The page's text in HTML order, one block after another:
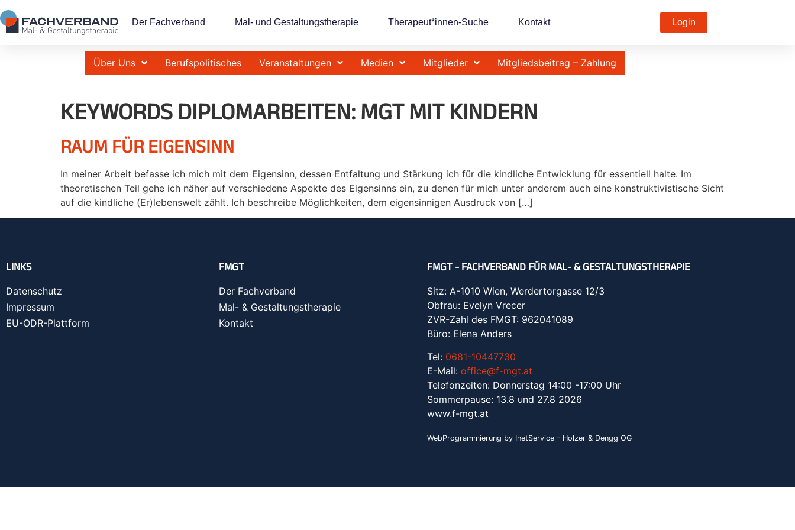
Der Fachverband Mal- und Gestaltungstherapie Therapeut*innen-Suche Kontakt Login
Über Uns Berufspolitisches Veranstaltungen Medien Mitglieder Mitgliedsbeitrag – Zahlung
KEYWORDS DIPLOMARBEITEN: MGT MIT KINDERN
RAUM FÜR EIGENSINN
In meiner Arbeit befasse ich mich mit dem Eigensinn, dessen Entfaltung und Stärkung ich für die kindliche Entwicklung für essentiell halte. Im
theoretischen Teil gehe ich näher auf verschiedene Aspekte des Eigensinns ein, zu denen für mich unter anderem auch eine konstruktivistische Sicht
auf die kindliche (Er)lebenswelt zählt. Ich beschreibe Möglichkeiten, dem eigensinnigen Ausdruck von […]
LINKS
Datenschutz
Impressum
EU-ODR-Plattform
FMGT
Der Fachverband
Mal- & Gestaltungstherapie
Kontakt
FMGT - FACHVERBAND FÜR MAL- & GESTALTUNGSTHERAPIE
Sitz: A-1010 Wien, Werdertorgasse 12/3
Obfrau: Evelyn Vrecer
ZVR-Zahl des FMGT: 962041089
Büro: Elena Anders
Tel: 0681-10447730
E-Mail: office@f-mgt.at
Telefonzeiten: Donnerstag 14:00 -17:00 Uhr
Sommerpause: 13.8 und 27.8 2026
www.f-mgt.at
WebProgrammierung by InetService – Holzer & Dengg OG